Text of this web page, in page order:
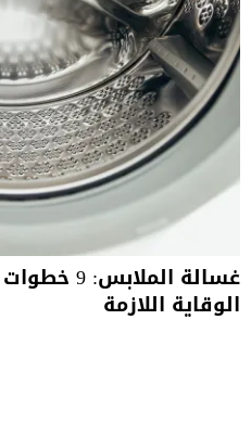
غسالة
الوقاية اللازمة